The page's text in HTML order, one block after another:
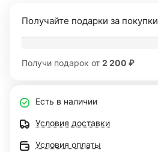
Получайте подарки за покупки
Получи подарок от 2 200 ₽
Есть в наличии
Условия доставки
Условия оплаты